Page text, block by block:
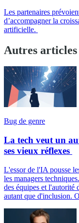
Les partenaires
d’accompagner la
artificielle.
Autres articles
Bug de genre
La tech veut un
ses vieux réflexes
L'essor de l'IA pousse
les managers
des équipes et l'autorité
autant que d'inclusion.